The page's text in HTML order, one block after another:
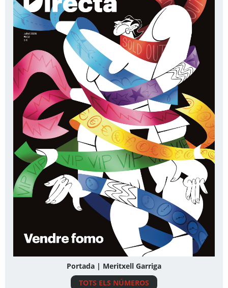
Portada | Meritxell Garriga
TOTS ELS NÚMEROS